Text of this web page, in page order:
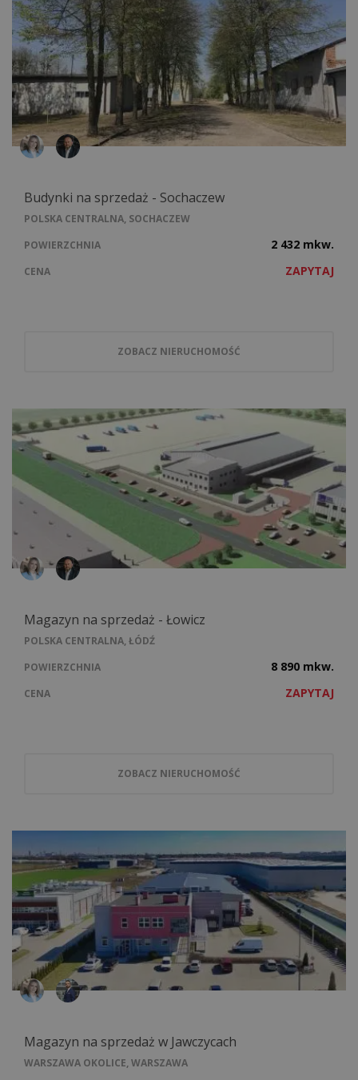
Budynki na sprzedaż - Sochaczew
POLSKA CENTRALNA, SOCHACZEW
POWIERZCHNIA
2 432 mkw.
CENA ZAPYTAJ
ZOBACZ NIERUCHOMOŚĆ
Magazyn na sprzedaż - Łowicz
POLSKA CENTRALNA, ŁÓDŹ
POWIERZCHNIA
8 890 mkw.
CENA ZAPYTAJ
ZOBACZ NIERUCHOMOŚĆ
Magazyn na sprzedaż w Jawczycach
WARSZAWA OKOLICE, WARSZAWA